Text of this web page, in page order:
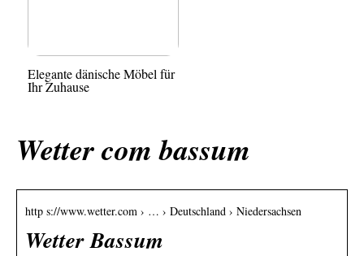
Elegante dänische Möbel für
Ihr Zuhause
Wetter com bassum
http s://www.wetter.com › … › Deutschland › Niedersachsen
Wetter Bassum